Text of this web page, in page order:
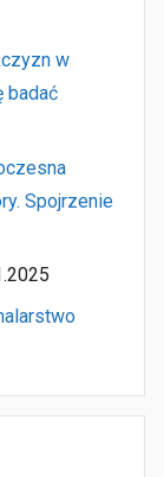
w
badać
Spojrzenie